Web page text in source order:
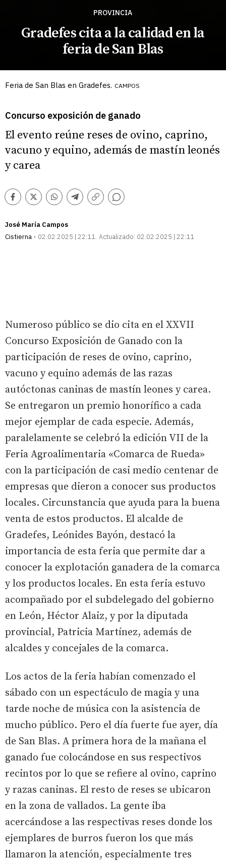
PROVINCIA
Gradefes cita a la calidad en la
feria de San Blas
Feria de San Blas en Gradefes. CAMPOS
Concurso exposición de ganado
El evento reúne reses de ovino, caprino,
vacuno y equino, además de mastín leonés
y carea
Facebook
TwitterWhatsappTelegram
Copiar
Comentarios
José María Campos
Cistierna
02.02.2025 | 22:11 Actualizado: 02.02.2025 | 22:11
Numeroso público se dio cita en el XXVII
Concurso Exposición de Ganado con la
participación de reses de ovino, caprino,
vacuno y equino además de las razas
autóctonas caninas de mastín leones y carea.
Se entregaron un premio honorífico a cada
mejor ejemplar de cada especie. Además,
paralelamente se celebró la edición VII de la
Feria Agroalimentaria «Comarca de Rueda»
con la participación de casi medio centenar de
empresas que dieron a conocer sus productos
locales. Circunstancia que ayuda para la buena
venta de estos productos. El alcalde de
Gradefes, Leónides Bayón, destacó la
importancia de esta feria que permite dar a
conocer la explotación ganadera de la comarca
y los productos locales. En esta feria estuvo
acompañado por el subdelegado del gobierno
en León, Héctor Alaiz, y por la diputada
provincial, Patricia Martínez, además de
alcaldes y concejales de la comarca.
Los actos de la feria habían comenzado el
sábado con un espectáculo de magia y una
tarde noche de música con la asistencia de
mucho público. Pero el día fuerte fue ayer, día
de San Blas. A primera hora de la mañana el
ganado fue colocándose en sus respectivos
recintos por lo que se refiere al ovino, caprino
y razas caninas. El resto de reses se ubicaron
en la zona de vallados. La gente iba
acercándose a las respectivas reses donde los
ejemplares de burros fueron los que más
llamaron la atención, especialmente tres